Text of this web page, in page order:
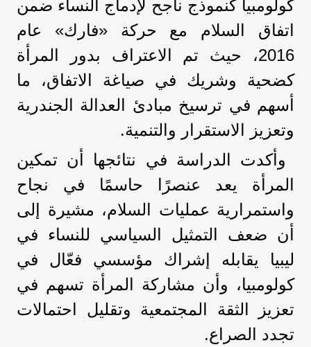
كولومبيا كنموذج ناجح لإدماج النساء ضمن
اتفاق السلام مع حركة «فارك» عام
2016، حيث تم الاعتراف بدور المرأة
كضحية وشريك في صياغة الاتفاق، ما
أسهم في ترسيخ مبادئ العدالة الجندرية
وتعزيز الاستقرار والتنمية.
وأكدت الدراسة في نتائجها أن تمكين
المرأة يعد عنصرًا حاسمًا في نجاح
واستمرارية عمليات السلام، مشيرة إلى
أن ضعف التمثيل السياسي للنساء في
ليبيا يقابله إشراك مؤسسي فعّال في
كولومبيا، وأن مشاركة المرأة تسهم في
تعزيز الثقة المجتمعية وتقليل احتمالات
تجدد الصراع.